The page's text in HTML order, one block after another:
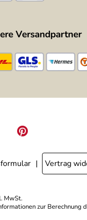
Versandpartner
Vertrag
MwSt.
zur Berechnung